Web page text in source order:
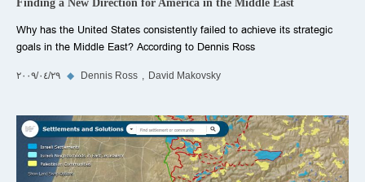
Finding a New Direction for America in the Middle East
Why has the United States consistently failed to achieve its strategic
goals in the Middle East? According to Dennis Ross
٢٩‏/٠٤‏/٢٠٠٩ ◆ Dennis Ross David Makovsky